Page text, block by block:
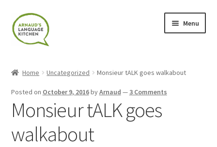
Skip
to
navigation
Skip
to
content
Menu
Blog
Cart
Home Uncategorized Monsieur tALK goes walkabout
Posted on October 9, 2016byArnaud — 3 Comments
Monsieur tALK goes
walkabout